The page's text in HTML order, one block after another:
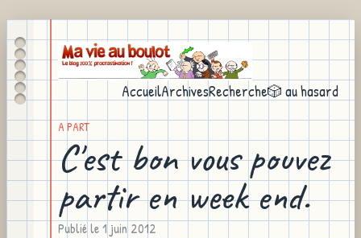
AccueilArchivesRecherche🎲 au hasard
A PART
C'est bon vous pouvez
partir en week end.
Publié le1 juin 2012